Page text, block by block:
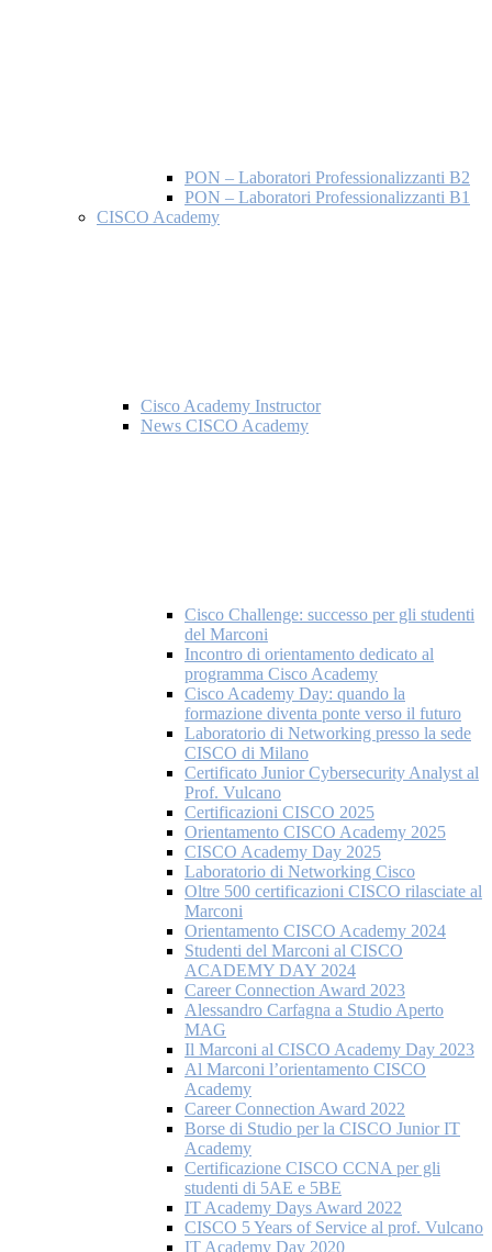
PON – Laboratori Professionalizzanti B2
PON – Laboratori Professionalizzanti B1
CISCO Academy
Cisco Academy Instructor
News CISCO Academy
Cisco Challenge: successo per gli studenti
del Marconi
Incontro di orientamento dedicato al
programma Cisco Academy
Cisco Academy Day: quando la
formazione diventa ponte verso il futuro
Laboratorio di Networking presso la sede
CISCO di Milano
Certificato Junior Cybersecurity Analyst al
Prof. Vulcano
Certificazioni CISCO 2025
Orientamento CISCO Academy 2025
CISCO Academy Day 2025
Laboratorio di Networking Cisco
Oltre 500 certificazioni CISCO rilasciate al
Marconi
Orientamento CISCO Academy 2024
Studenti del Marconi al CISCO
ACADEMY DAY 2024
Career Connection Award 2023
Alessandro Carfagna a Studio Aperto
MAG
Il Marconi al CISCO Academy Day 2023
Al Marconi l’orientamento CISCO
Academy
Career Connection Award 2022
Borse di Studio per la CISCO Junior IT
Academy
Certificazione CISCO CCNA per gli
studenti di 5AE e 5BE
IT Academy Days Award 2022
CISCO 5 Years of Service al prof. Vulcano
IT Academy Day 2020